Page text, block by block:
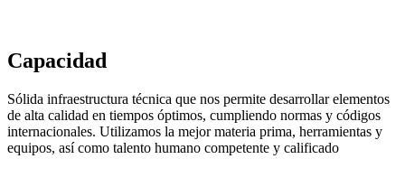
Capacidad
Sólida infraestructura técnica que nos permite desarrollar elementos
de alta calidad en tiempos óptimos, cumpliendo normas y códigos
internacionales. Utilizamos la mejor materia prima, herramientas y
equipos, así como talento humano competente y calificado